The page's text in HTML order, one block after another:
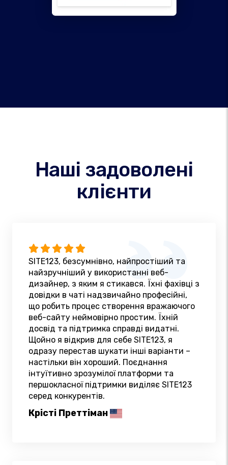
Наші задоволені
клієнти
SITE123, безсумнівно, найпростіший та
найзручніший у використанні веб-
дизайнер, з яким я стикався. Їхні фахівці з
довідки в чаті надзвичайно професійні,
що робить процес створення вражаючого
веб-сайту неймовірно простим. Їхній
досвід та підтримка справді видатні.
Щойно я відкрив для себе SITE123, я
одразу перестав шукати інші варіанти –
настільки він хороший. Поєднання
інтуїтивно зрозумілої платформи та
першокласної підтримки виділяє SITE123
серед конкурентів.
Крісті Преттіман